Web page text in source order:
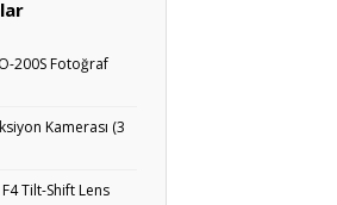
200S Fotoğraf
Kamerası (3
Tilt-Shift Lens